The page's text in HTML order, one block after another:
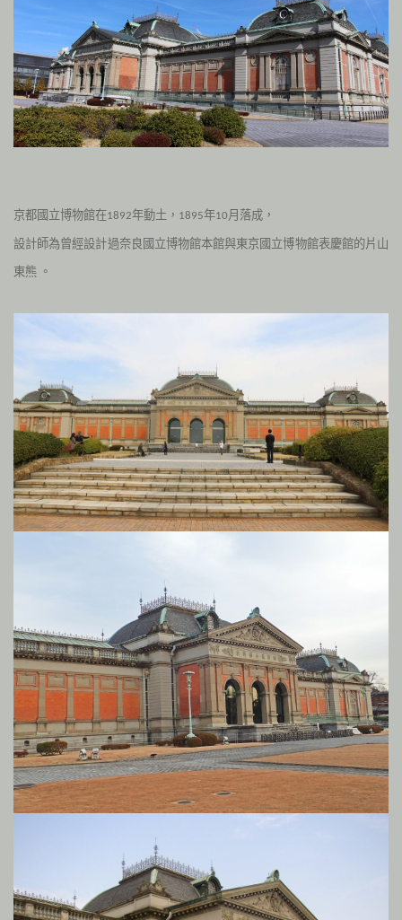
京都國立博物館在1892年動土， 1895年10月落成 ，
設計師為曾經設計過奈良國立博物館本館與東京國立博物館表慶館的片山
東熊 。